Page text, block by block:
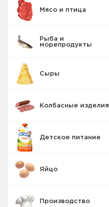
Мясо и птица
Рыба и
морепродукты
Сыры
Колбасные изделия
Детское питание
Яйцо
Производство